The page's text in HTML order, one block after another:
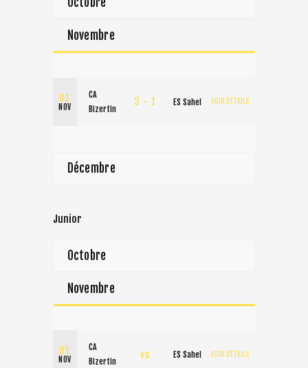
Novembre
01
NOV
CA
Bizertin
3 - 1 ES Sahel VOIR DÉTAILS
Décembre
Junior
Octobre
Novembre
01
NOV
CA
Bizertin
vs ES Sahel VOIR DÉTAILS